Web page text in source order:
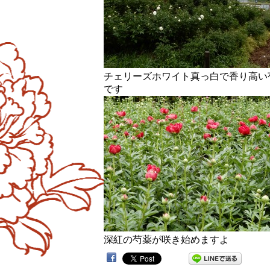
チェリーズホワイト真っ白で香り高い
です
深紅の芍薬が咲き始めますよ